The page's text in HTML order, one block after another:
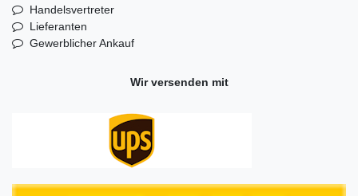
Handelsvertreter
Lieferanten
Gewerblicher Ankauf
Wir versenden mit